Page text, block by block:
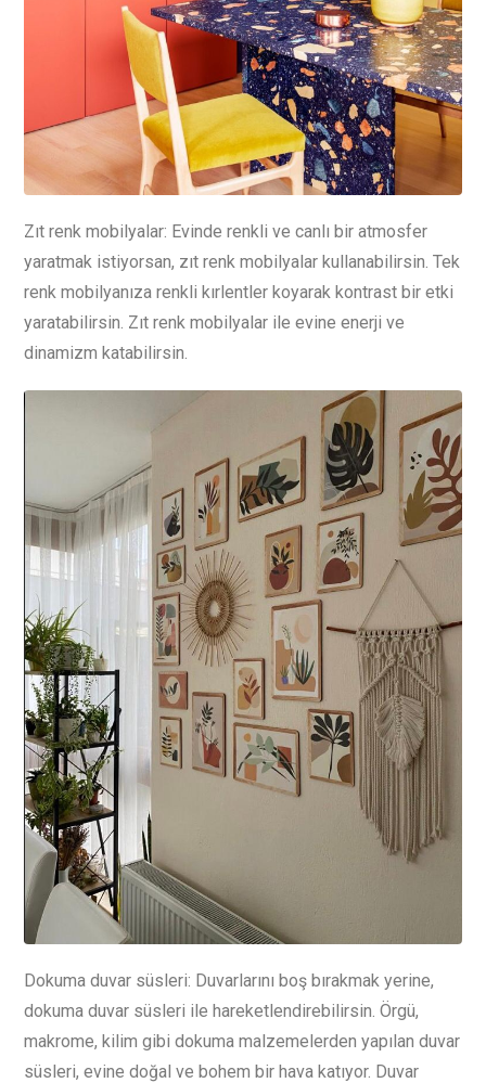
Zıt renk mobilyalar: Evinde renkli ve canlı bir atmosfer
yaratmak istiyorsan, zıt renk mobilyalar kullanabilirsin. Tek
renk mobilyanıza renkli kırlentler koyarak kontrast bir etki
yaratabilirsin. Zıt renk mobilyalar ile evine enerji ve
dinamizm katabilirsin.
Dokuma duvar süsleri: Duvarlarını boş bırakmak yerine,
dokuma duvar süsleri ile hareketlendirebilirsin. Örgü,
makrome, kilim gibi dokuma malzemelerden yapılan duvar
süsleri, evine doğal ve bohem bir hava katıyor. Duvar